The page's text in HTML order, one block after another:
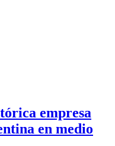
empresa
en medio